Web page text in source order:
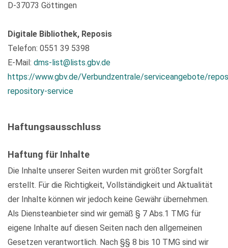
D-37073 Göttingen
Digitale Bibliothek, Reposis
Telefon: 0551 39 5398
E-Mail: dms-list@lists.gbv.de
https://www.gbv.de/Verbundzentrale/serviceangebote/
repository-service
Haftungsausschluss
Haftung für Inhalte
Die Inhalte unserer Seiten wurden mit größter Sorgfalt
erstellt. Für die Richtigkeit, Vollständigkeit und Aktualität
der Inhalte können wir jedoch keine Gewähr übernehmen.
Als Diensteanbieter sind wir gemäß § 7 Abs.1 TMG für
eigene Inhalte auf diesen Seiten nach den allgemeinen
Gesetzen verantwortlich. Nach §§ 8 bis 10 TMG sind wir